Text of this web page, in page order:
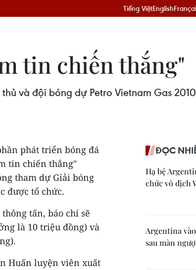
Tiếng ViệtEnglish
tin chiến thắng"
và đội bóng dự Petro Vietnam Gas
phát triển bóng đá
tin chiến thắng"
tham dự Giải bóng
được tổ chức.
tấn, báo chí sẽ
là 10 triệu đồng) và
Huấn luyện viên xuất
ĐỌC
Hạ bệ
chức vô địch
Argentina
sau màn